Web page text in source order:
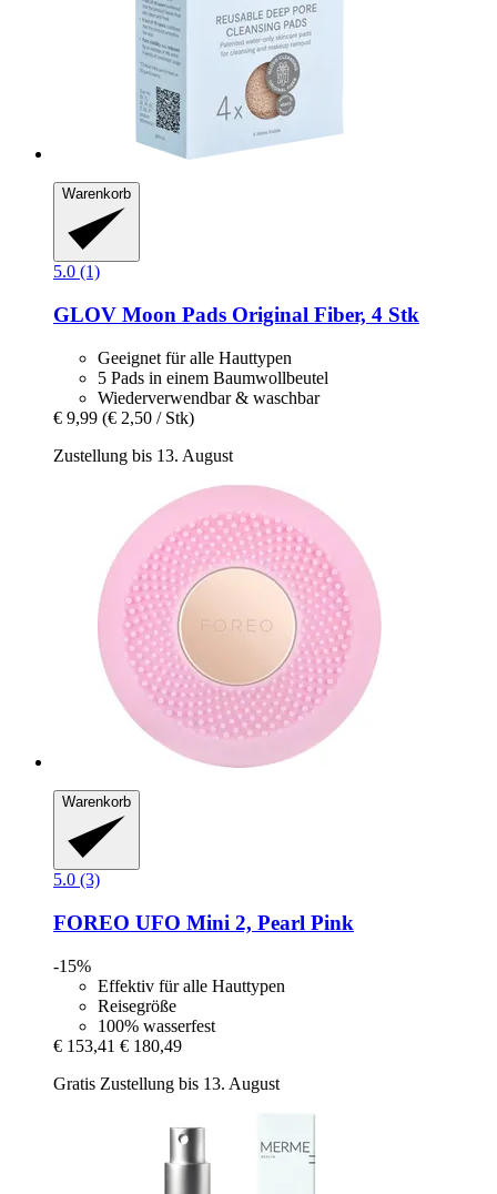
Warenkorb
5.0 (1)
GLOV Moon Pads Original Fiber, 4 Stk
Geeignet für alle Hauttypen
5 Pads in einem Baumwollbeutel
Wiederverwendbar & waschbar
€ 9,99 (€ 2,50 / Stk)
Zustellung bis 13. August
Warenkorb
5.0 (3)
FOREO UFO Mini 2, Pearl Pink
-15%
Effektiv für alle Hauttypen
Reisegröße
100% wasserfest
€ 153,41 € 180,49
Gratis Zustellung bis 13. August